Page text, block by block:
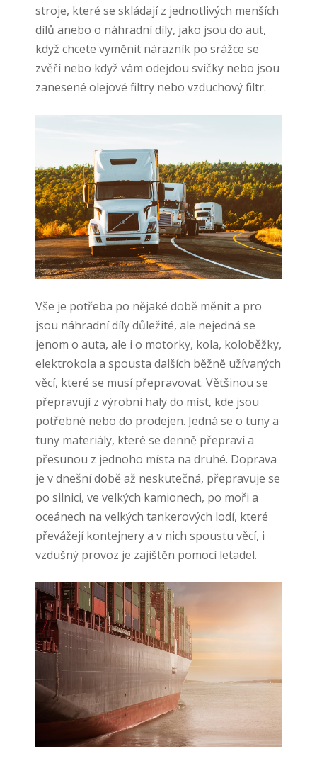
stroje, které se skládají z jednotlivých menších
dílů anebo o náhradní díly, jako jsou do aut,
když chcete vyměnit nárazník po srážce se
zvěří nebo když vám odejdou svíčky nebo jsou
zanesené olejové filtry nebo vzduchový filtr.
Vše je potřeba po nějaké době měnit a pro
jsou náhradní díly důležité, ale nejedná se
jenom o auta, ale i o motorky, kola, koloběžky,
elektrokola a spousta dalších běžně užívaných
věcí, které se musí přepravovat. Většinou se
přepravují z výrobní haly do míst, kde jsou
potřebné nebo do prodejen. Jedná se o tuny a
tuny materiály, které se denně přepraví a
přesunou z jednoho místa na druhé. Doprava
je v dnešní době až neskutečná, přepravuje se
po silnici, ve velkých kamionech, po moři a
oceánech na velkých tankerových lodí, které
převážejí kontejnery a v nich spoustu věcí, i
vzdušný provoz je zajištěn pomocí letadel.